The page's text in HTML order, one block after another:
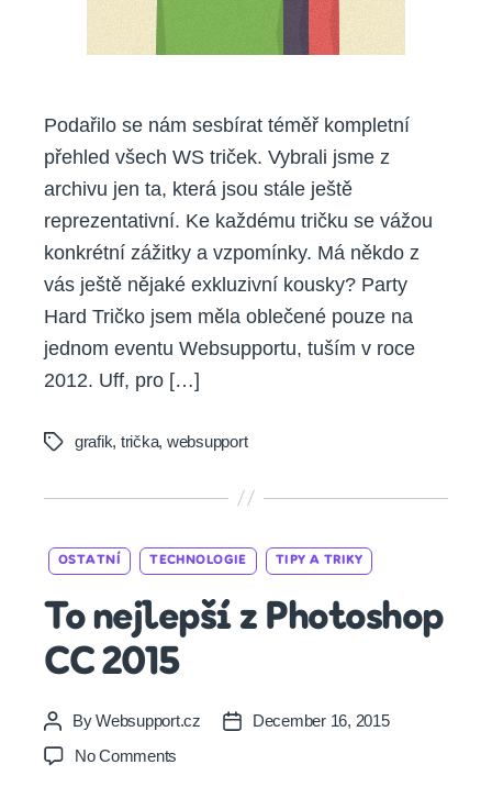
Podařilo se nám sesbírat téměř kompletní
přehled všech WS triček. Vybrali jsme z
archivu jen ta, která jsou stále ještě
reprezentativní. Ke každému tričku se vážou
konkrétní zážitky a vzpomínky. Má někdo z
vás ještě nějaké exkluzivní kousky? Party
Hard Tričko jsem měla oblečené pouze na
jednom eventu Websupportu, tuším v roce
2012. Uff, pro […]
Tagsgrafik, trička, websupport
Categories
OSTATNÍ TECHNOLOGIE TIPY A TRIKY
To nejlepší z Photoshop
CC 2015
Post
author
ByWebsupport.cz
PostDecember 16, 2015
No Comments